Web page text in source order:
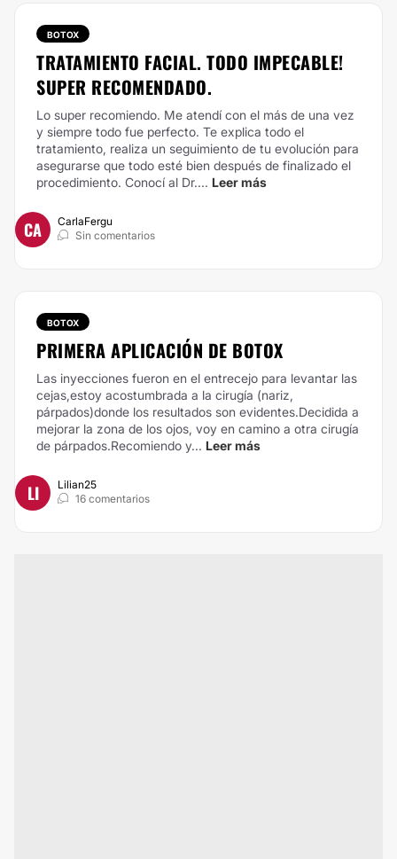
BOTOX
TRATAMIENTO FACIAL. TODO IMPECABLE!
SUPER RECOMENDADO.
Lo super recomiendo. Me atendí con el más de una vez
y siempre todo fue perfecto. Te explica todo el
tratamiento, realiza un seguimiento de tu evolución para
asegurarse que todo esté bien después de finalizado el
procedimiento. Conocí al Dr.... Leer más
CA
CarlaFergu
Sin comentarios
BOTOX
PRIMERA APLICACIÓN DE BOTOX
Las inyecciones fueron en el entrecejo para levantar las
cejas,estoy acostumbrada a la cirugía (nariz,
párpados)donde los resultados son evidentes.Decidida a
mejorar la zona de los ojos, voy en camino a otra cirugía
de párpados.Recomiendo y... Leer más
LI
Lilian25
16 comentarios